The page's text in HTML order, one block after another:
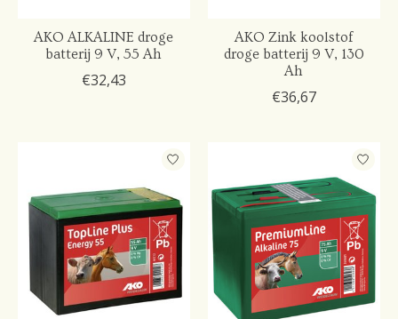
AKO ALKALINE droge
batterij 9 V, 55 Ah
€32,43
AKO Zink koolstof
droge batterij 9 V, 130
Ah
€36,67